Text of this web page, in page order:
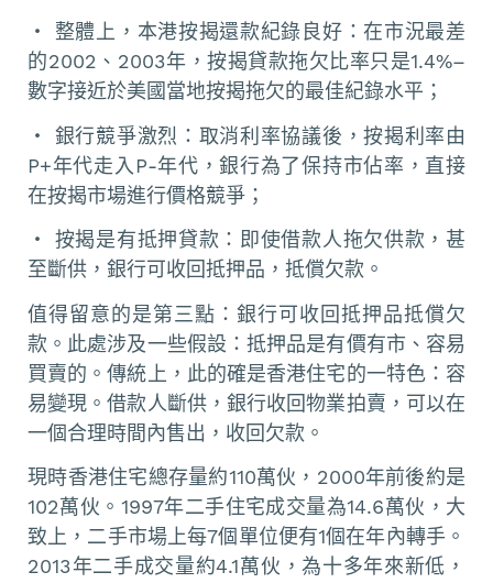
‧ 整體上，本港按揭還款紀錄良好：在市況最差
的2002、2003年，按揭貸款拖欠比率只是1.4%–
數字接近於美國當地按揭拖欠的最佳紀錄水平；
‧ 銀行競爭激烈：取消利率協議後，按揭利率由
P+年代走入P-年代，銀行為了保持市佔率，直接
在按揭市場進行價格競爭；
‧ 按揭是有抵押貸款：即使借款人拖欠供款，甚
至斷供，銀行可收回抵押品，抵償欠款。
值得留意的是第三點：銀行可收回抵押品抵償欠
款。此處涉及一些假設：抵押品是有價有市、容易
買賣的。傳統上，此的確是香港住宅的一特色：容
易變現。借款人斷供，銀行收回物業拍賣，可以在
一個合理時間內售出，收回欠款。
現時香港住宅總存量約110萬伙，2000年前後約是
102萬伙。1997年二手住宅成交量為14.6萬伙，大
致上，二手市場上每7個單位便有1個在年內轉手。
2013年二手成交量約4.1萬伙，為十多年來新低，